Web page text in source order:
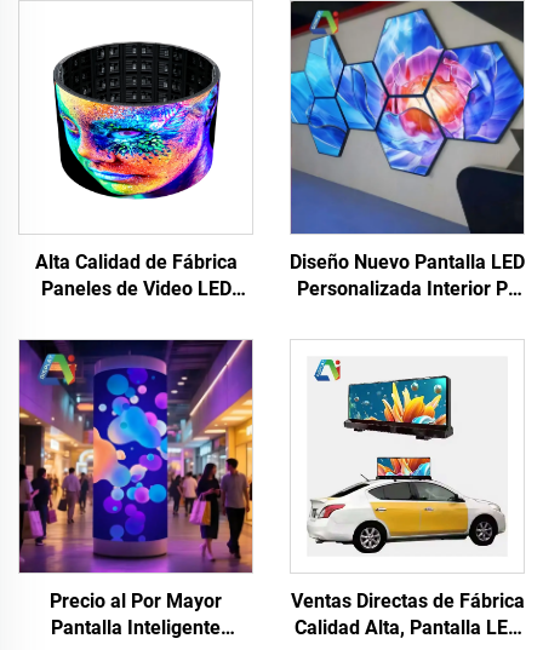
Alta Calidad de Fábrica
Paneles de Video LED
Pantalla Suave
Impermeable de Color
Completo P4 para Exterior
Gran Pantalla Cilíndrica
Diseño Nuevo Pantalla LED
Personalizada Interior P3
Video Multifacética para
Escenario DJ Pantalla LED
Irregular Colgante
Precio al Por Mayor
Pantalla Inteligente
Ventas Directas de Fábrica
Calidad Alta, Pantalla LED